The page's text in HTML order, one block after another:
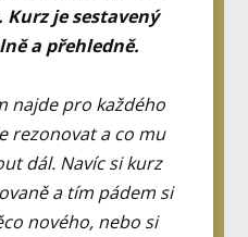
je sestavený
a přehledně.
najde pro každého
rezonovat a co mu
dál. Navíc si kurz
a tím pádem si
nového, nebo si